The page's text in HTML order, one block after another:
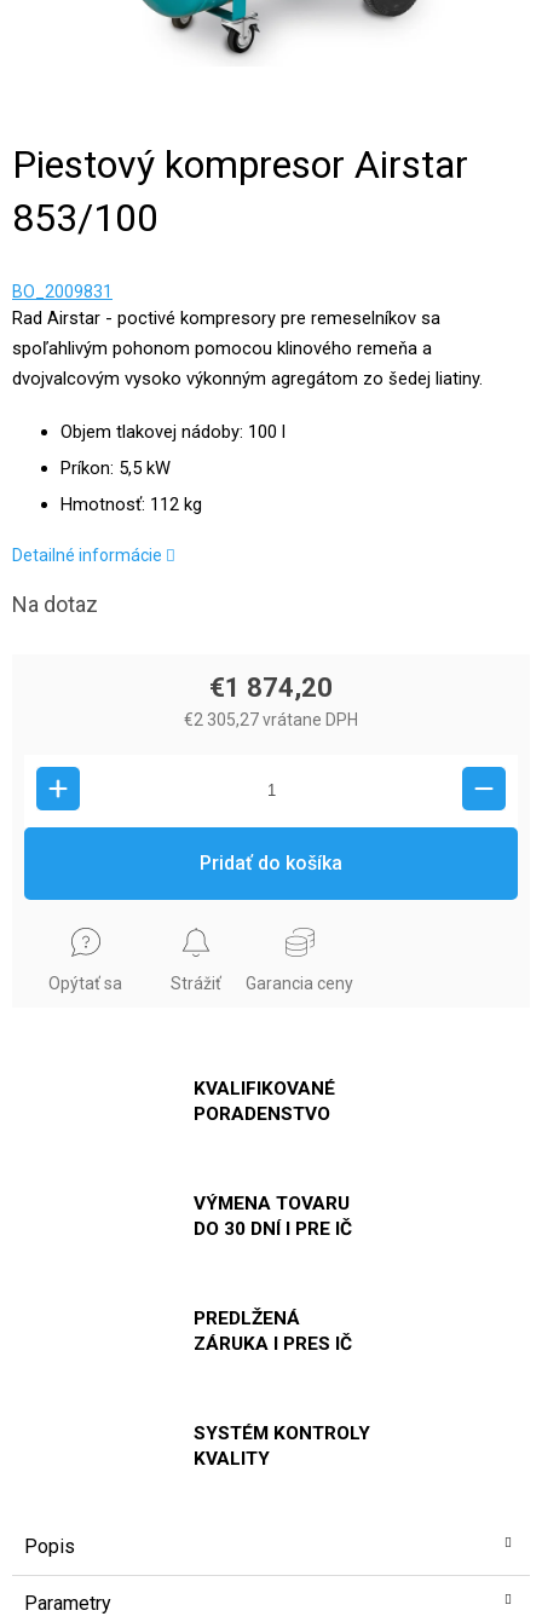
Piestový kompresor Airstar
853/100
BO_2009831
Rad Airstar - poctivé kompresory pre remeselníkov sa
spoľahlivým pohonom pomocou klinového remeňa a
dvojvalcovým vysoko výkonným agregátom zo šedej liatiny.
Objem tlakovej nádoby: 100 l
Príkon: 5,5 kW
Hmotnosť: 112 kg
Detailné informácie
Na dotaz
€1 874,20
€2 305,27 vrátane DPH
Pridať do košíka
Opýtať sa Strážiť Garancia ceny
KVALIFIKOVANÉ
PORADENSTVO
VÝMENA TOVARU
DO 30 DNÍ I PRE IČ
PREDLŽENÁ
ZÁRUKA I PRES IČ
SYSTÉM KONTROLY
KVALITY
Popis
Parametry